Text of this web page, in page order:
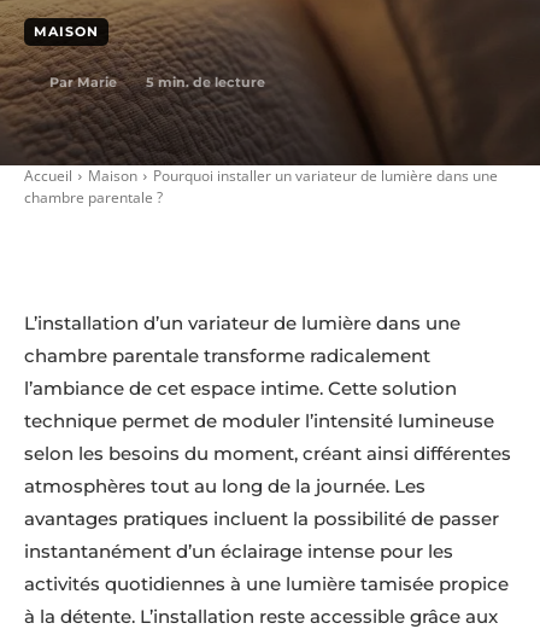
MAISON
Par Marie 5min. de lecture
Accueil Maison
Pourquoi installer un variateur de lumière dans une
chambre parentale ?
L’installation d’un variateur de lumière dans une
chambre parentale transforme radicalement
l’ambiance de cet espace intime. Cette solution
technique permet de moduler l’intensité lumineuse
selon les besoins du moment, créant ainsi différentes
atmosphères tout au long de la journée. Les
avantages pratiques incluent la possibilité de passer
instantanément d’un éclairage intense pour les
activités quotidiennes à une lumière tamisée propice
à la détente. L’installation reste accessible grâce aux